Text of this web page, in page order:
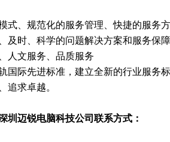
式、规范化的服务管理、快捷的服务
及时、科学的问题解决方案和服务保
人文服务、品质服务
国际先进标准，建立全新的行业服务
追求卓越。
圳 迈锐电脑科技公司联系方式：